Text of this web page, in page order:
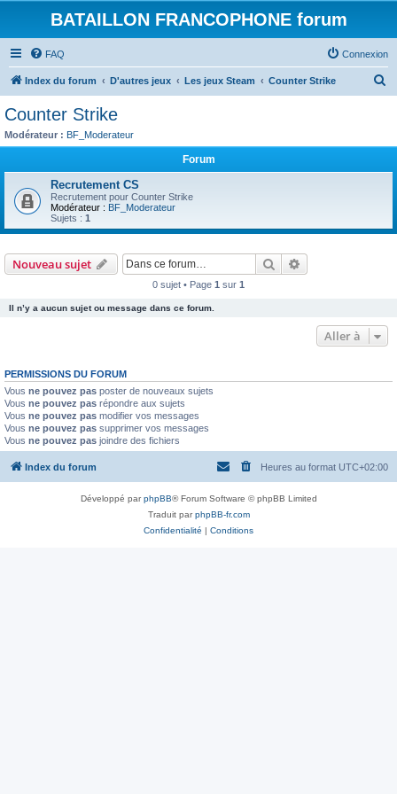
BATAILLON FRANCOPHONE forum
FAQ Connexion
Index du forum D'autres jeux Les jeux Steam Counter Strike
h
Counter Strike
Modérateur : BF_Moderateur
Forum
Recrutement CS
Recrutement pour Counter Strike
Modérateur : BF_Moderateur
Sujets : 1
Nouveau sujet Rechercher
0 sujet • Page 1 sur 1
Il n’y a aucun sujet ou message dans ce forum.
Aller à
PERMISSIONS DU FORUM
Vous ne pouvez pas poster de nouveaux sujets
Vous ne pouvez pas répondre aux sujets
Vous ne pouvez pas modifier vos messages
Vous ne pouvez pas supprimer vos messages
Vous ne pouvez pas joindre des fichiers
Index du forum Heures au format UTC+02:00
Développé parphpBB® Forum Software © phpBB Limited
Traduit parphpBB-fr.com
Confidentialité | Conditions